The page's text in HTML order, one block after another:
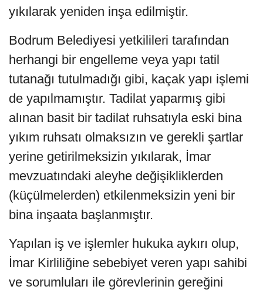
yıkılarak yeniden inşa edilmiştir.
Bodrum Belediyesi yetkilileri tarafından
herhangi bir engelleme veya yapı tatil
tutanağı tutulmadığı gibi, kaçak yapı işlemi
de yapılmamıştır. Tadilat yaparmış gibi
alınan basit bir tadilat ruhsatıyla eski bina
yıkım ruhsatı olmaksızın ve gerekli şartlar
yerine getirilmeksizin yıkılarak, İmar
mevzuatındaki aleyhe değişikliklerden
(küçülmelerden) etkilenmeksizin yeni bir
bina inşaata başlanmıştır.
Yapılan iş ve işlemler hukuka aykırı olup,
İmar Kirliliğine sebebiyet veren yapı sahibi
ve sorumluları ile görevlerinin gereğini